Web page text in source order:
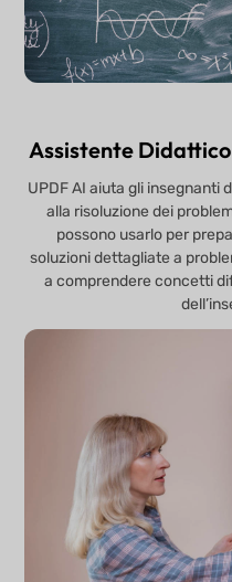
Assistente
UPDF AI aiuta gli insegnanti
alla risoluzione dei
possono usarlo per
soluzioni dettagliate a
a comprendere concetti